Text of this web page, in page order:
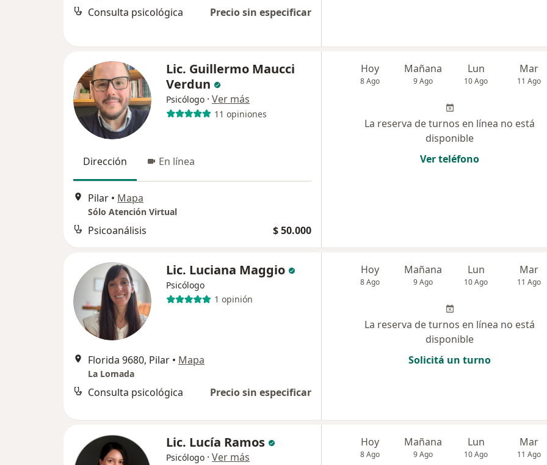
Consulta psicológica Precio sin especificar
Lic. Guillermo Maucci
Verdun
Psicólogo · Ver más
11 opiniones
Dirección En línea
Pilar • Mapa
Sólo Atención Virtual
Psicoanálisis $ 50.000
Hoy
8 Ago
Mañana
9 Ago
Lun
10 Ago
Mar
11 Ago
La reserva de turnos en línea no está
disponible
Ver teléfono
Lic. Luciana Maggio
Psicólogo
1 opinión
Florida 9680, Pilar • Mapa
La Lomada
Consulta psicológica Precio sin especificar
Hoy
8 Ago
Mañana
9 Ago
Lun
10 Ago
Mar
11 Ago
La reserva de turnos en línea no está
disponible
Solicitá un turno
Lic. Lucía Ramos
Psicólogo · Ver más
Hoy
8 Ago
Mañana
9 Ago
Lun
10 Ago
Mar
11 Ago